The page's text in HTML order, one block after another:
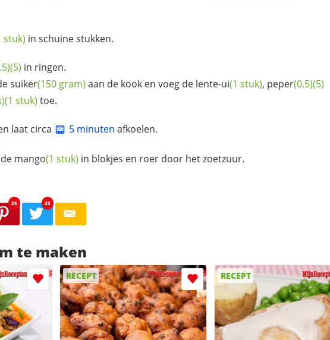
stuk) in schuine stukken.
(5) in ringen.
suiker(150 gram) aan de kook en voeg de lente-ui(1 stuk), peper(0.5)(5)
(1 stuk) toe.
laat circa 5 minuten afkoelen.
mango(1 stuk) in blokjes en roer door het zoetzuur.
25 25
te maken
RECEPT RECEPT